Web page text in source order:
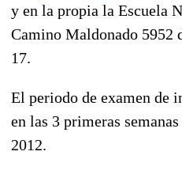
y en la propia la Escuela
Camino Maldonado 5952
17.
El periodo de examen de
en las 3 primeras
2012.